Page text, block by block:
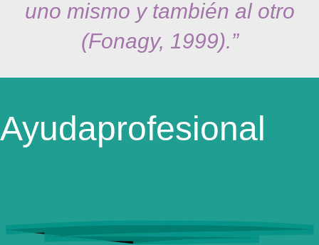
uno mismo y también al otro
(Fonagy, 1999).”
Ayudaprofesional